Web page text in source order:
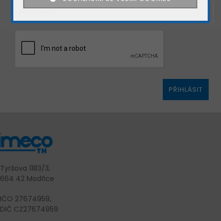
PŘIHLÁSIT
Tyršova 1183/3,
664 42 Modřice
IČO 27674959,
DIČ CZ27674959
REGISTROVAT
Děkujeme
za Vaš hlas.
ZAVŘÍT